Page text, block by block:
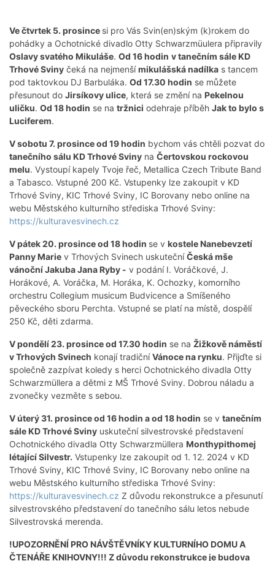
Ve čtvrtek 5. prosince si pro Vás Svin(en)ským (k)rokem do
pohádky a Ochotnické divadlo Otty Schwarzmüulera připravily
Oslavy svatého Mikuláše. Od 16 hodin v tanečním sále KD
Trhové Sviny čeká na nejmenšímikulášská nadílka s tancem
pod taktovkou DJ Barbuláka. Od 17.30 hodin se můžete
přesunout do Jirsíkovy ulice, která se změní na Pekelnou
uličku. Od 18 hodin se na tržnici odehraje příběh Jak to bylo s
Luciferem.
V sobotu 7. prosince od 19 hodin bychom vás chtěli pozvat do
tanečního sálu KD Trhové Sviny na Čertovskou rockovou
melu. Vystoupí kapely Tvoje řeč, Metallica Czech Tribute Band
a Tabasco. Vstupné 200 Kč. Vstupenky lze zakoupit v KD
Trhové Sviny, KIC Trhové Sviny, IC Borovany nebo online na
webu Městského kulturního střediska Trhové Sviny:
https://kulturavesvinech.cz
V pátek 20. prosince od 18 hodin se v kostele Nanebevzetí
Panny Marie v Trhových Svinech uskutečníČeská mše
vánoční Jakuba Jana Ryby - v podání I. Voráčkové, J.
Horákové, A. Voráčka, M. Horáka, K. Ochozky, komorního
orchestru Collegium musicum Budvicence a Smíšeného
pěveckého sboru Perchta. Vstupné se platí na místě, dospělí
250 Kč, děti zdarma.
V pondělí 23. prosince od 17.30 hodin se na Žižkově náměstí
v Trhových Svinech konají tradičníVánoce na rynku. Přijďte si
společně zazpívat koledy s herci Ochotnického divadla Otty
Schwarzmüllera a dětmi z MŠ Trhové Sviny. Dobrou náladu a
zvonečky vezměte s sebou.
V úterý 31. prosince od 16 hodin a od 18 hodin se v tanečním
sále KD Trhové Sviny uskuteční silvestrovské představení
Ochotnického divadla Otty Schwarzmüllera Monthypithomej
létající Silvestr. Vstupenky lze zakoupit od 1. 12. 2024 v KD
Trhové Sviny, KIC Trhové Sviny, IC Borovany nebo online na
webu Městského kulturního střediska Trhové Sviny:
https://kulturavesvinech.cz Z důvodu rekonstrukce a přesunutí
silvestrovského představení do tanečního sálu letos nebude
Silvestrovská merenda.
!UPOZORNĚNÍ PRO NÁVŠTĚVNÍKY KULTURNÍHO DOMU A
ČTENÁŘE KNIHOVNY!!! Z důvodu rekonstrukce je budova